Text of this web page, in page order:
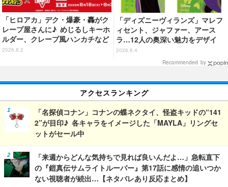
「ヒロアカ」デク・爆豪・轟がク
レープ屋さんに♪ めじるしキーホ
ルダー、クレープ風ハンカチなど
限定グッズ＆コラボクレープが登
2026.8.2
「ディズニーヴィランズ」マレフ
ィセント、ジャファー、アース
ラ…12人の奥深い魅力をデザイ
ン！2027年版ポケットカレンダー
2026.8.4
Recommended by
アクセスランキング
「名探偵コナン」コナンの蝶ネクタイ、怪盗キッドの“141
2”が目印♪ 各キャラをイメージした「MAYLA」リングセ
ットがセール中
「来週からどんな気持ちで見れば良いんだよ…」急転直下
の『鎧真伝サムライトルーパー』第17話に感情の追いつか
ない視聴者が続出…【ネタバレあり反応まとめ】